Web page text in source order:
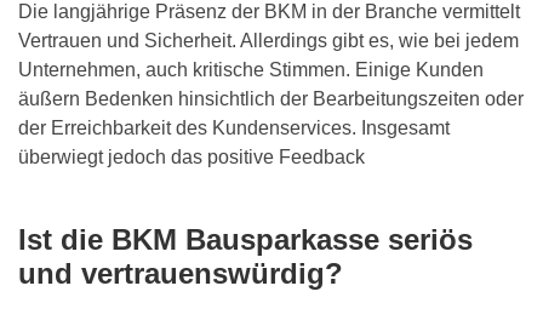
Die langjährige Präsenz der BKM in der Branche vermittelt
Vertrauen und Sicherheit. Allerdings gibt es, wie bei jedem
Unternehmen, auch kritische Stimmen. Einige Kunden
äußern Bedenken hinsichtlich der Bearbeitungszeiten oder
der Erreichbarkeit des Kundenservices. Insgesamt
überwiegt jedoch das positive Feedback
Ist die BKM Bausparkasse seriös
und vertrauenswürdig?